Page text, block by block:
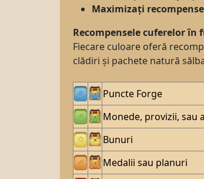
Maximizați
Recompensele cuferelor în
Fiecare culoare oferă
clădiri și pachete natură
Puncte Forge
Monede, provizii, sau
Bunuri
Medalii sau planuri